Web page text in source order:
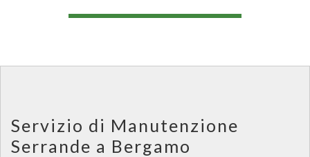
Servizio di Manutenzione
Serrande a Bergamo